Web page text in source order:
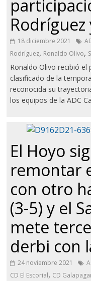
18 diciembre 2021
Rodríguez, Ronaldo Olivo,
Ronaldo Olivo recibió
clasificado de la
reconocida su
los equipos de la ADC
El Hoyo
remontar
con otro
(3-5) y el
mete
derbi con
24 noviembre 2021
CD El Escorial, CD